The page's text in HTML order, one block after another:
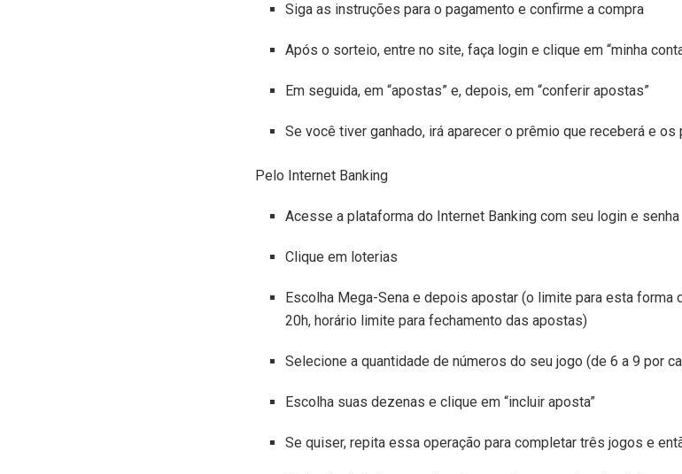
Siga as instruções para o pagamento e confirme a compra
Após o sorteio, entre no site, faça login e clique em “minha
Em seguida, em “apostas” e, depois, em “conferir apostas”
Se você tiver ganhado, irá aparecer o prêmio que receberá e
Pelo Internet Banking
Acesse a plataforma do Internet Banking com seu login e senha
Clique em loterias
Escolha Mega-Sena e depois apostar (o limite para esta forma
20h, horário limite para fechamento das apostas)
Selecione a quantidade de números do seu jogo (de 6 a 9 por
Escolha suas dezenas e clique em “incluir aposta”
Se quiser, repita essa operação para completar três jogos e